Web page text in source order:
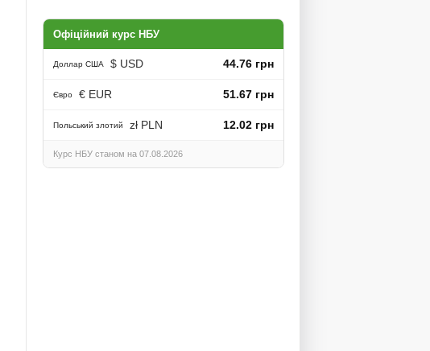
Офіційний курс НБУ
Доллар США $ USD 44.76 грн
Євро € EUR 51.67 грн
Польський злотий zł PLN 12.02 грн
Курс НБУ станом на 07.08.2026